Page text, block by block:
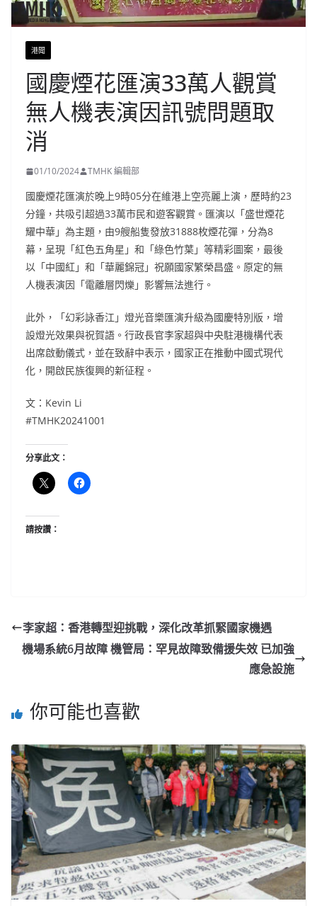
港聞
國慶煙花匯演33萬人觀賞
無人機表演因訊號問題取
消
01/10/2024 TMHK 編輯部
國慶煙花匯演於晚上9時05分在維港上空亮麗上演，歷時約23
分鐘，共吸引超過33萬市民和遊客觀賞。匯演以「盛世煙花
耀中華」為主題，由9艘船隻發放31888枚煙花彈，分為8
幕，呈現「紅色五角星」和「綠色竹葉」等精彩圖案，最後
以「中國紅」和「華麗錦冠」祝願國家繁榮昌盛。原定的無
人機表演因「電離層閃爍」影響無法進行。
此外，「幻彩詠香江」燈光音樂匯演升級為國慶特別版，增
設燈光效果與祝賀語。行政長官李家超與中央駐港機構代表
出席啟動儀式，並在致辭中表示，國家正在推動中國式現代
化，開啟民族復興的新征程。
文：Kevin Li
#TMHK20241001
分享此文：
請按讚：
李家超：香港轉型迎挑戰，深化改革抓緊國家機遇
機場系統6月故障 機管局：罕見故障致備援失效 已加強
應急設施
你可能也喜歡